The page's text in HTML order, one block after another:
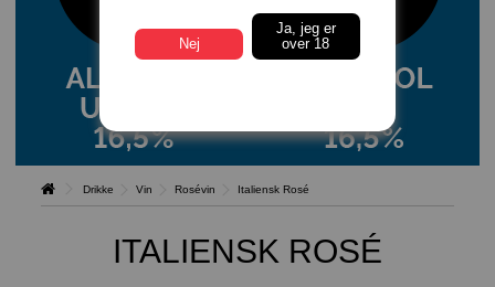
Drikke Vin Rosévin Italiensk Rosé
ITALIENSK ROSÉ
Nej
Ja, jeg er
over 18